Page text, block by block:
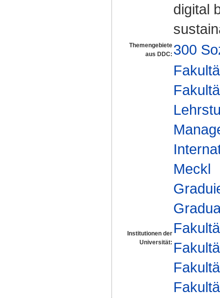
digital
Themengebiete
aus DDC: 300
Institutionen der
Universität:
Meckl